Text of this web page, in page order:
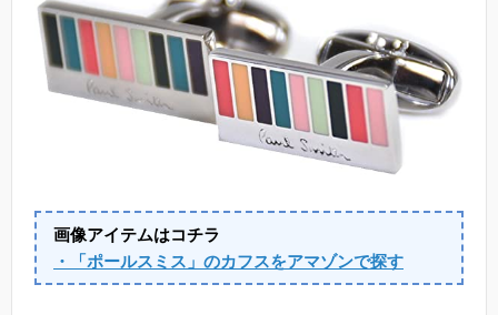
画像アイテムはコチラ
・「ポールスミス」のカフスをアマゾンで探す